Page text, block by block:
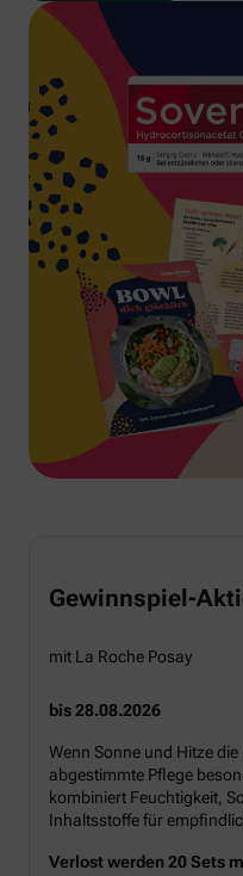
Gewinnspiel-
mit La Roche Posay
bis 28.08.2026
Wenn Sonne und Hitze
abgestimmte Pflege
kombiniert Feuchtigkeit,
Inhaltsstoffe für
Verlost werden 20 Sets